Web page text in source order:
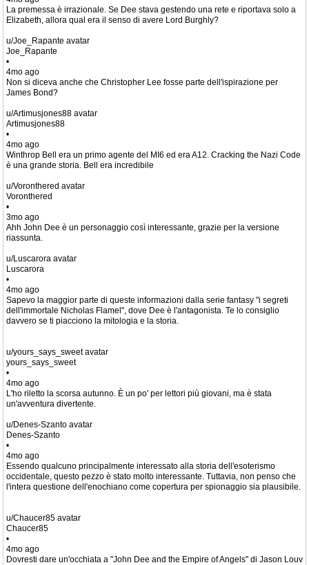
La premessa è irrazionale. Se Dee stava gestendo una rete e riportava solo a
Elizabeth, allora qual era il senso di avere Lord Burghly?
u/Joe_Rapante avatar
Joe_Rapante
•
4mo ago
Non si diceva anche che Christopher Lee fosse parte dell'ispirazione per
James Bond?
u/Artimusjones88 avatar
Artimusjones88
•
4mo ago
Winthrop Bell era un primo agente del MI6 ed era A12. Cracking the Nazi Code
è una grande storia. Bell era incredibile
u/Voronthered avatar
Voronthered
•
3mo ago
Ahh John Dee è un personaggio così interessante, grazie per la versione
riassunta.
u/Luscarora avatar
Luscarora
•
4mo ago
Sapevo la maggior parte di queste informazioni dalla serie fantasy "i segreti
dell'immortale Nicholas Flamel", dove Dee è l'antagonista. Te lo consiglio
davvero se ti piacciono la mitologia e la storia.
u/yours_says_sweet avatar
yours_says_sweet
•
4mo ago
L'ho riletto la scorsa autunno. È un po' per lettori più giovani, ma è stata
un'avventura divertente.
u/Denes-Szanto avatar
Denes-Szanto
•
4mo ago
Essendo qualcuno principalmente interessato alla storia dell'esoterismo
occidentale, questo pezzo è stato molto interessante. Tuttavia, non penso che
l'intera questione dell'enochiano come copertura per spionaggio sia plausibile.
u/Chaucer85 avatar
Chaucer85
•
4mo ago
Dovresti dare un'occhiata a "John Dee and the Empire of Angels" di Jason Louv